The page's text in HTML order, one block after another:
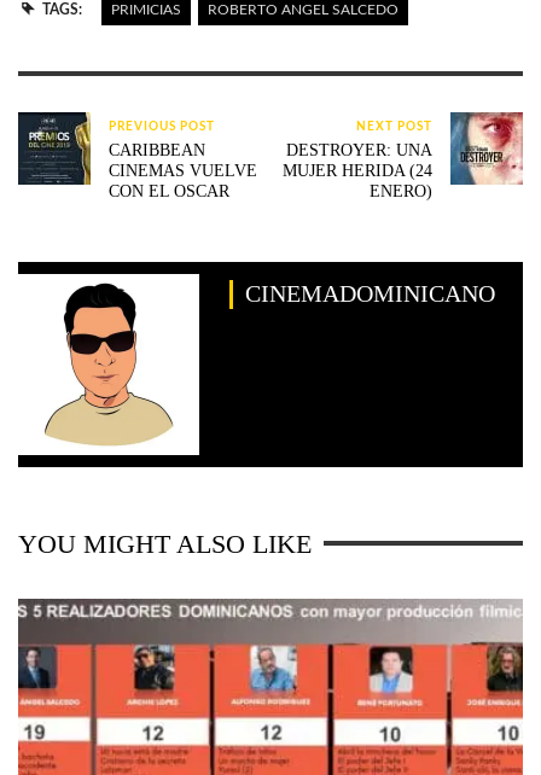
TAGS: PRIMICIAS ROBERTO ANGEL SALCEDO
PREVIOUS POST
CARIBBEAN
CINEMAS VUELVE
CON EL OSCAR
NEXT POST
DESTROYER: UNA
MUJER HERIDA (24
ENERO)
CINEMADOMINICANO
YOU MIGHT ALSO LIKE